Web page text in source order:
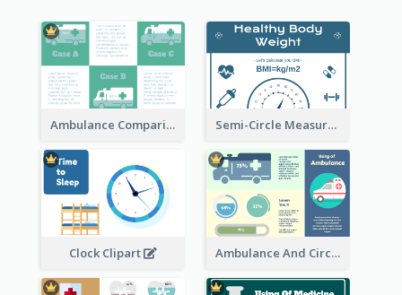
Ambulance Comparison Semi-Circle Measurement Clipart
Clock Clipart Ambulance And Circular Informative Report